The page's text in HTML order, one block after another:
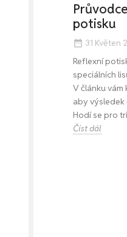
potisku
date_range 31 Květen
Reflexní
speciálních
V článku vám
aby
Hodí se pro
Číst dál